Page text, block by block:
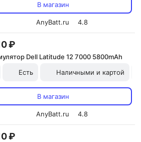
В магазин
AnyBatt.ru 4.8
₽
Dell Latitude 12 7000 5800mAh
Есть
Наличными и картой
В магазин
AnyBatt.ru 4.8
₽